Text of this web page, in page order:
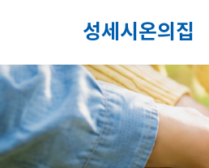
성세시온의집